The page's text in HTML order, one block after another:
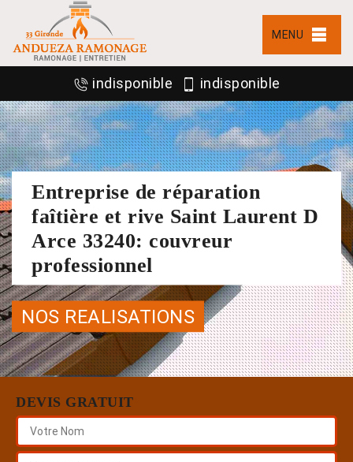
MENU
indisponible indisponible
Entreprise de réparation
faîtière et rive Saint Laurent D
Arce 33240: couvreur
professionnel
NOS REALISATIONS
DEVIS GRATUIT